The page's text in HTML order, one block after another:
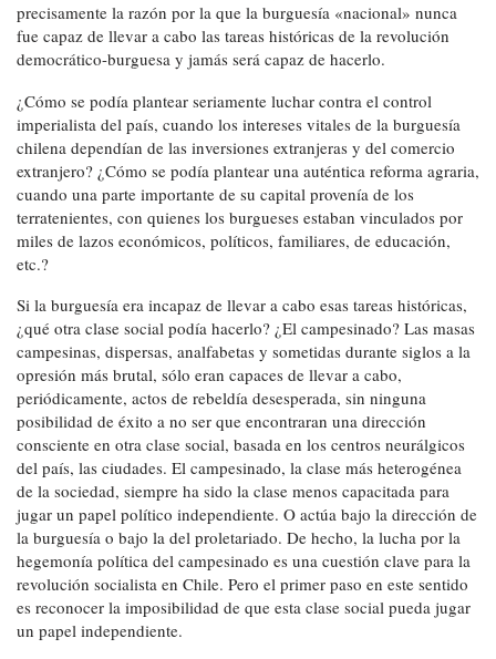
precisamente la razón por la que la burguesía «nacional» nunca
fue capaz de llevar a cabo las tareas históricas de la revolución
democrático-burguesa y jamás será capaz de hacerlo.
¿Cómo se podía plantear seriamente luchar contra el control
imperialista del país, cuando los intereses vitales de la burguesía
chilena dependían de las inversiones extranjeras y del comercio
extranjero? ¿Cómo se podía plantear una auténtica reforma agraria,
cuando una parte importante de su capital provenía de los
terratenientes, con quienes los burgueses estaban vinculados por
miles de lazos económicos, políticos, familiares, de educación,
etc.?
Si la burguesía era incapaz de llevar a cabo esas tareas históricas,
¿qué otra clase social podía hacerlo? ¿El campesinado? Las masas
campesinas, dispersas, analfabetas y sometidas durante siglos a la
opresión más brutal, sólo eran capaces de llevar a cabo,
periódicamente, actos de rebeldía desesperada, sin ninguna
posibilidad de éxito a no ser que encontraran una dirección
consciente en otra clase social, basada en los centros neurálgicos
del país, las ciudades. El campesinado, la clase más heterogénea
de la sociedad, siempre ha sido la clase menos capacitada para
jugar un papel político independiente. O actúa bajo la dirección de
la burguesía o bajo la del proletariado. De hecho, la lucha por la
hegemonía política del campesinado es una cuestión clave para la
revolución socialista en Chile. Pero el primer paso en este sentido
es reconocer la imposibilidad de que esta clase social pueda jugar
un papel independiente.